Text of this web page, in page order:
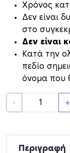
Xρόνος
Δεν είναι
στο
Δεν είναι
Κατά την
πεδίο
όνομα που
-
ο
τ
+
Περιγραφή